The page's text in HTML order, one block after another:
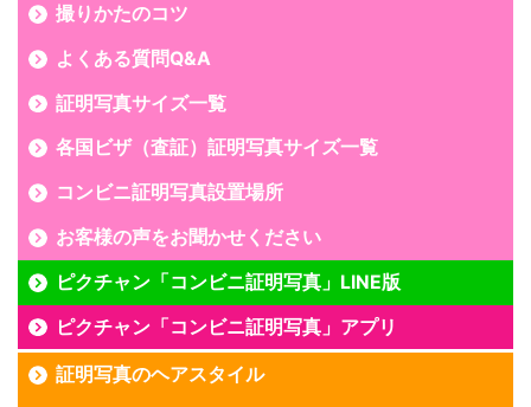
撮りかたのコツ
よくある質問Q&A
証明写真サイズ一覧
各国ビザ（査証）証明写真サイズ一覧
コンビニ証明写真設置場所
お客様の声をお聞かせください
ピクチャン「コンビニ証明写真」LINE版
ピクチャン「コンビニ証明写真」アプリ
証明写真のヘアスタイル